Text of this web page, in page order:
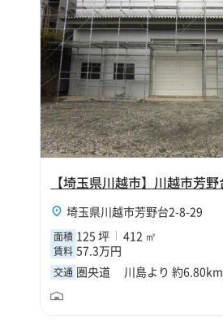
埼玉県川越市芳野台2-8-29
面積 125 坪 412 ㎡
賃料 57.3万円
交通 圏央道 川島より 約6.80km